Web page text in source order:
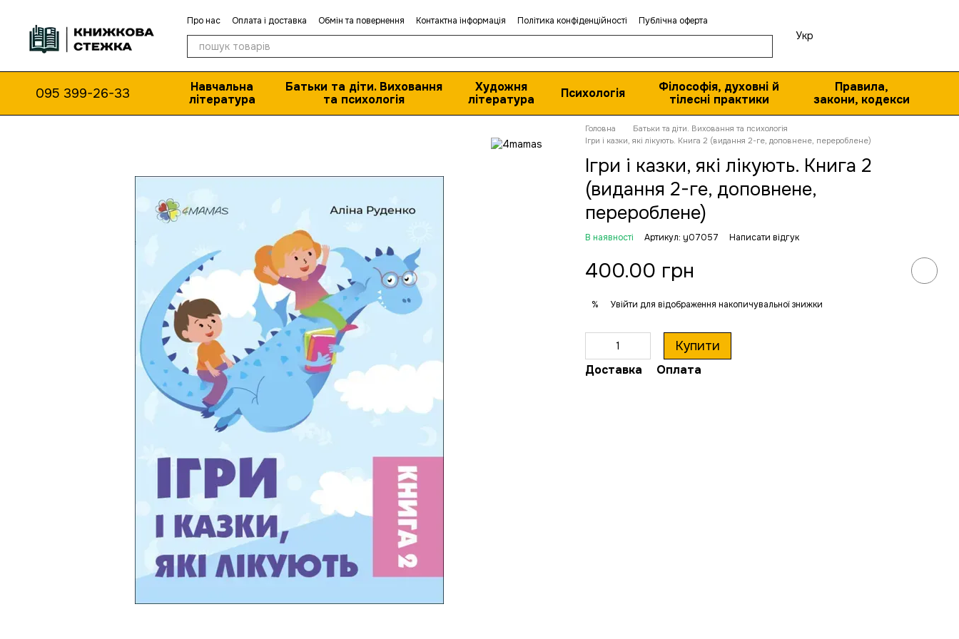
Про нас Оплата і доставка Обмін та повернення Контактна інформація Політика конфіденційності Публічна оферта
Укр
095 399-26-33
Навчальна
література
Батьки та діти. Виховання
та психологія
Художня
література
Психологія
Філософія, духовні й
тілесні практики
Правила,
закони, кодекси
Головна
Батьки та діти. Виховання та психологія
Ігри і казки, які лікують. Книга 2 (видання 2-ге, доповнене, перероблене)
Ігри і казки, які лікують. Книга 2
(видання 2-ге, доповнене,
перероблене)
В наявності Артикул: y07057 Написати відгук
400.00 грн
% Увійти для відображення накопичувальної знижки
Купити
Доставка Оплата